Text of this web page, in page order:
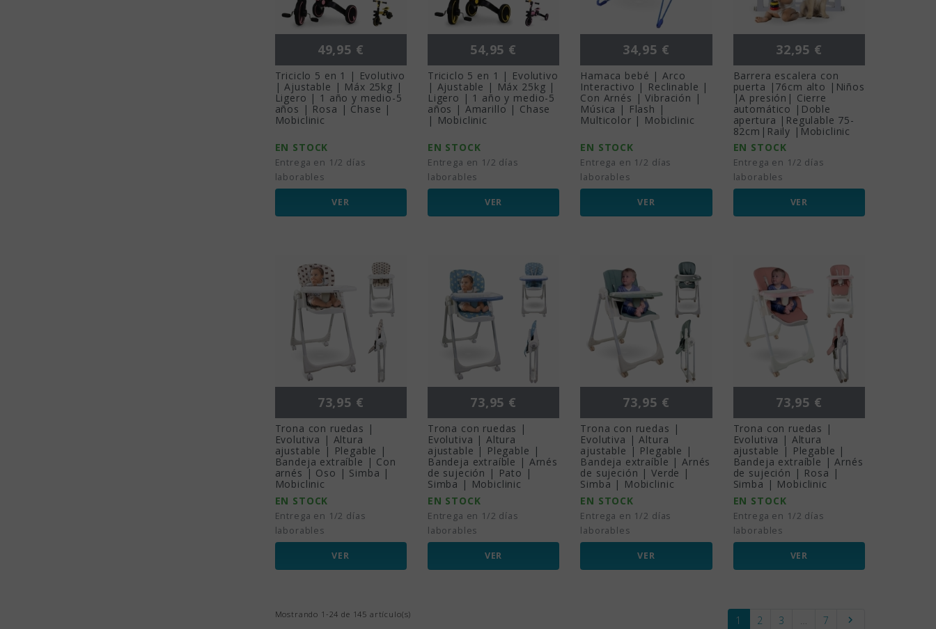
Precio
49,95 €
Triciclo 5 en 1 | Evolutivo
| Ajustable | Máx 25kg |
Ligero | 1 año y medio-5
años | Rosa | Chase |
Mobiclinic
EN STOCK
Entrega en 1/2 días
laborables
VER
Precio
54,95 €
Triciclo 5 en 1 | Evolutivo
| Ajustable | Máx 25kg |
Ligero | 1 año y medio-5
años | Amarillo | Chase
| Mobiclinic
EN STOCK
Entrega en 1/2 días
laborables
VER
Precio
34,95 €
Hamaca bebé | Arco
Interactivo | Reclinable |
Con Arnés | Vibración |
Música | Flash |
Multicolor | Mobiclinic
EN STOCK
Entrega en 1/2 días
laborables
VER
Precio
32,95 €
Barrera escalera con
puerta |76cm alto |Niños
|A presión| Cierre
automático |Doble
apertura |Regulable 75-
82cm|Raily |Mobiclinic
EN STOCK
Entrega en 1/2 días
laborables
VER
Precio
73,95 €
Trona con ruedas |
Evolutiva | Altura
ajustable | Plegable |
Bandeja extraíble | Con
arnés | Oso | Simba |
Mobiclinic
EN STOCK
Entrega en 1/2 días
laborables
VER
Precio
73,95 €
Trona con ruedas |
Evolutiva | Altura
ajustable | Plegable |
Bandeja extraíble | Arnés
de sujeción | Pato |
Simba | Mobiclinic
EN STOCK
Entrega en 1/2 días
laborables
VER
Precio
73,95 €
Trona con ruedas |
Evolutiva | Altura
ajustable | Plegable |
Bandeja extraíble | Arnés
de sujeción | Verde |
Simba | Mobiclinic
EN STOCK
Entrega en 1/2 días
laborables
VER
Precio
73,95 €
Trona con ruedas |
Evolutiva | Altura
ajustable | Plegable |
Bandeja extraíble | Arnés
de sujeción | Rosa |
Simba | Mobiclinic
EN STOCK
Entrega en 1/2 días
laborables
VER
Mostrando 1-24 de 145 artículo(s) 1 2 3 … 7 Siguiente
